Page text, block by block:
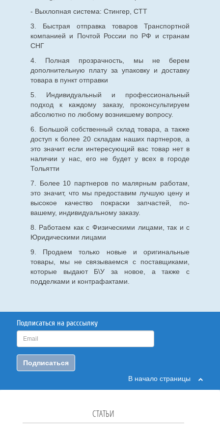
- Выхлопная система: Стингер, СТТ
3. Быстрая отправка товаров Транспортной
компанией и Почтой России по РФ и странам
СНГ
4. Полная прозрачность, мы не берем
дополнительную плату за упаковку и доставку
товара в пункт отправки
5. Индивидуальный и профессиональный
подход к каждому заказу, проконсультируем
абсолютно по любому возникшему вопросу.
6. Большой собственный склад товара, а также
доступ к более 20 складам наших партнеров, а
это значит если интересующий вас товар нет в
наличии у нас, его не будет у всех в городе
Тольятти
7. Более 10 партнеров по малярным работам,
это значит, что мы предоставим лучшую цену и
высокое качество покраски запчастей, по-
вашему, индивидуальному заказу.
8. Работаем как с Физическими лицами, так и с
Юридическими лицами
9. Продаем только новые и оригинальные
товары, мы не связываемся с поставщиками,
которые выдают Б\У за новое, а также с
подделками и контрафактами.
Подписаться на расссылку
Подписаться
В начало страницы
СТАТЬИ